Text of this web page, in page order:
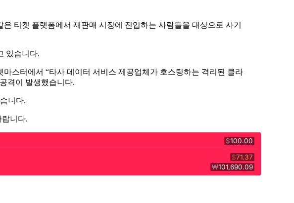
티켓 플랫폼에서 재판매 시장에 진입하는 사람들을 대상으로 사기
있습니다.
스터에서 “타사 데이터 서비스 제공업체가 호스팅하는 격리된 클라
격이 발생했습니다.
니다.
니다.